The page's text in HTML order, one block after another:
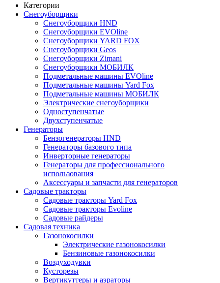
Категории
Снегоуборщики
Снегоуборщики HND
Снегоуборщики EVOline
Снегоуборщики YARD FOX
Снегоуборщики Geos
Снегоуборщики Zimani
Снегоуборщики МОБИЛК
Подметальные машины EVOline
Подметальные машины Yard Fox
Подметальные машины МОБИЛК
Электрические снегоуборщики
Одноступенчатые
Двухступенчатые
Генераторы
Бензогенераторы HND
Генераторы базового типа
Инверторные генераторы
Генераторы для профессионального
использования
Аксессуары и запчасти для генераторов
Садовые тракторы
Садовые тракторы Yard Fox
Садовые тракторы Evoline
Садовые райдеры
Садовая техника
Газонокосилки
Электрические газонокосилки
Бензиновые газонокосилки
Воздуходувки
Кусторезы
Вертикуттеры и аэраторы